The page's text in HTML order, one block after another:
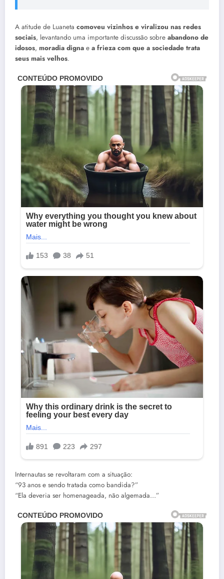
A atitude de Luaneta comoveu vizinhos e viralizou nas redes
sociais, levantando uma importante discussão sobre abandono de
idosos, moradia digna e a frieza com que a sociedade trata
seus mais velhos.
Internautas se revoltaram com a situação:
“93 anos e sendo tratada como bandida?”
“Ela deveria ser homenageada, não algemada…”